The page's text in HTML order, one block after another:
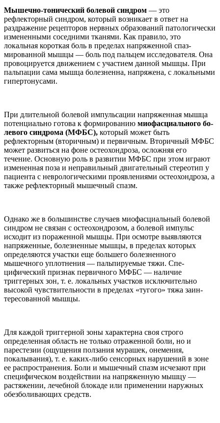
Мышечно-тонический болевой синдром — это
рефлекторный син­дром, который возникает в ответ на
раздражение рецепторов нервных образований патологически
изме­ненными соседними тканями. Как правило, это
локальная короткая боль в пределах напряженной спаз­
мированной мышцы — боль под пальцем исследователя. Она
про­воцируется движением с участи­ем данной мышцы. При
пальпации сама мышца болезненна, напряже­на, с локальными
гипертонусами.
При длительной болевой им­пульсации напряженная мышца
потенциально готова к формиро­ванию миофасциального бо­
левого синдрома (МФБС), кото­рый может быть
рефлекторным (вторичным) и первичным. Вто­ричный МФБС
может развиться на фоне остеохондроза, осложняя его
течение. Основную роль в разви­тии МФБС при этом играют
изме­ненная поза и неправильный дви­гательный стереотип у
пациента с неврологическими проявлениями остеохондроза, а
также рефлектор­ный мышечный спазм.
Однако же в большинстве случа­ев миофасциальный болевой
син­дром не связан с остеохондрозом, а болевой импульс
исходит из пора­женной мышцы. При осмотре вы­являются
напряженные, болезнен­ные мышцы, в пределах которых
определяются участки еще больше­го болезненного
мышечного уплот­нения — пальпируемые тяжи. Спе­
цифический признак первичного МФБС — наличие
триггерных зон, т. е. локальных участков исклю­чительно
высокой чувствительно­сти в пределах «тугого» тяжа заин­
тересованной мышцы.
Для каждой триггерной зоны ха­рактерна своя строго
определенная область не только отраженной боли, но и
парестезии (ощущения полза­ния мурашек, онемения,
покалыва­ния), т. е. каких-либо сенсорных на­рушений в зоне
ее распространения. Боли и мышечный спазм исчезают при
специфическом воздействии на напряженную мышцу —
растяжении, лечебной блокаде или применении наружных
обезболивающих средств.